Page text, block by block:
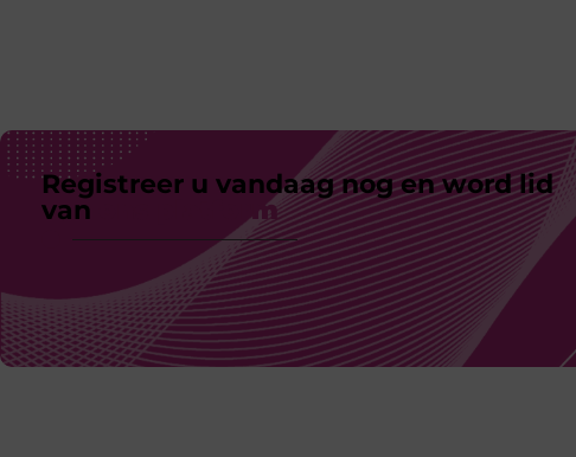
Registreer u vandaag nog en word lid
van
ons platform